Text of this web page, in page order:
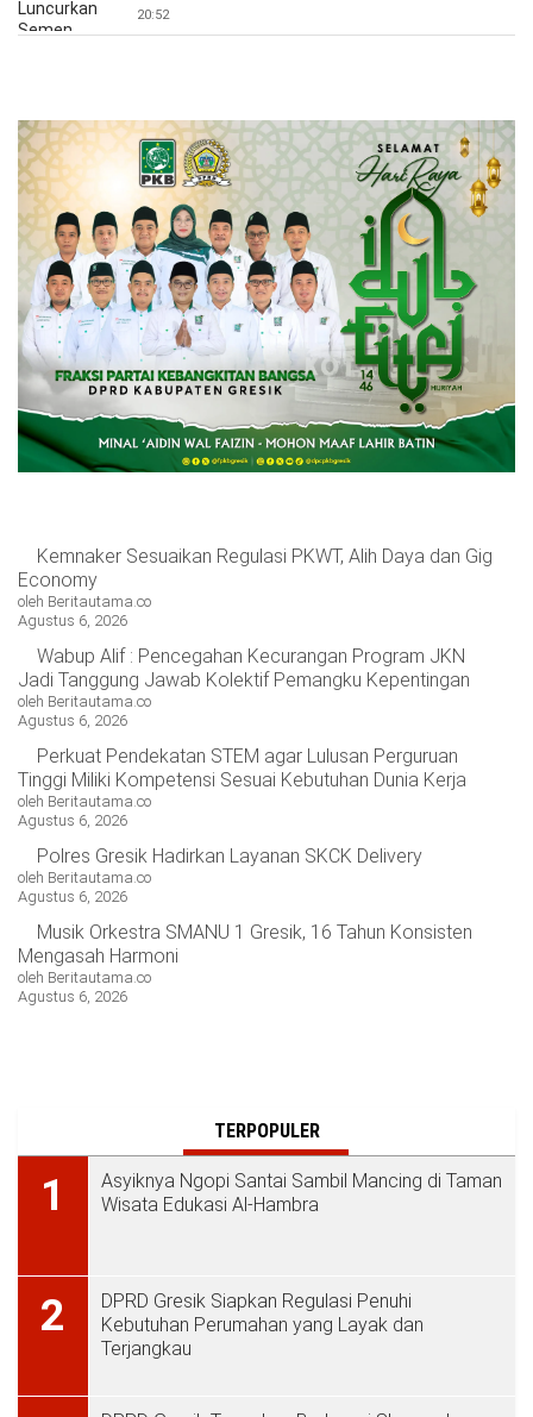
20:52
Kemnaker Sesuaikan Regulasi PKWT, Alih Daya dan Gig
Economy
oleh Beritautama.co
Agustus 6, 2026
Wabup Alif : Pencegahan Kecurangan Program JKN
Jadi Tanggung Jawab Kolektif Pemangku Kepentingan
oleh Beritautama.co
Agustus 6, 2026
Perkuat Pendekatan STEM agar Lulusan Perguruan
Tinggi Miliki Kompetensi Sesuai Kebutuhan Dunia Kerja
oleh Beritautama.co
Agustus 6, 2026
Polres Gresik Hadirkan Layanan SKCK Delivery
oleh Beritautama.co
Agustus 6, 2026
Musik Orkestra SMANU 1 Gresik, 16 Tahun Konsisten
Mengasah Harmoni
oleh Beritautama.co
Agustus 6, 2026
TERPOPULER
1
Asyiknya Ngopi Santai Sambil Mancing di Taman
Wisata Edukasi Al-Hambra
2
DPRD Gresik Siapkan Regulasi Penuhi
Kebutuhan Perumahan yang Layak dan
Terjangkau